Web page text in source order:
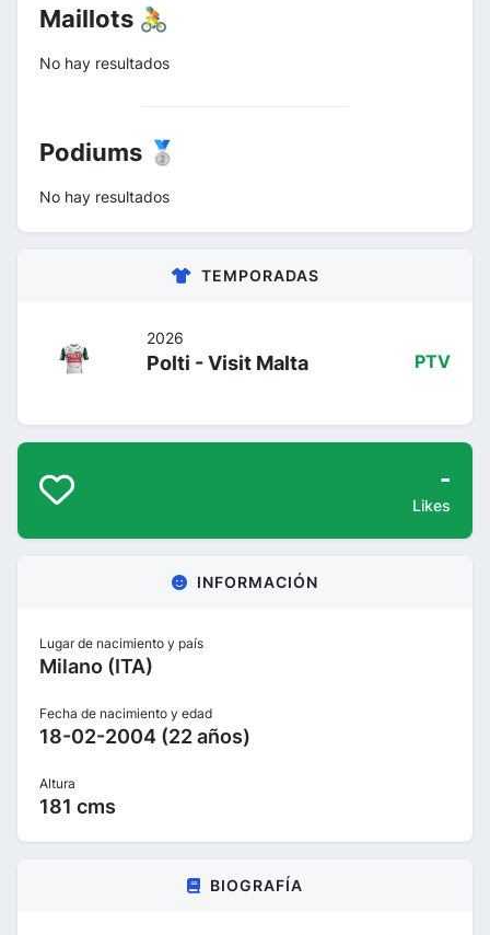
Maillots 🚴
No hay resultados
Podiums 🥈
No hay resultados
TEMPORADAS
2026
Polti - Visit Malta PTV
-
Likes
INFORMACIÓN
Lugar de nacimiento y país
Milano (ITA)
Fecha de nacimiento y edad
18-02-2004 (22 años)
Altura
181 cms
BIOGRAFÍA